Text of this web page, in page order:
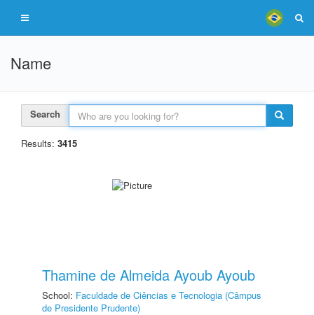
Name
Search
Results: 3415
Thamine de Almeida Ayoub Ayoub
School: Faculdade de Ciências e Tecnologia (Câmpus
de Presidente Prudente)